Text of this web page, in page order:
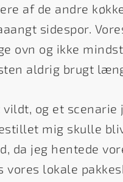
af de andre
sidespor.
ovn og ikke
aldrig brugt
og et scenarie
mig skulle
da jeg hentede
vores lokale